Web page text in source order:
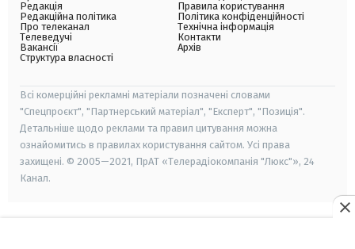
Редакція
Редакційна політика
Про телеканал
Телеведучі
Вакансії
Структура власності
Правила користування
Політика конфіденційності
Технічна інформація
Контакти
Архів
Всі комерційні рекламні матеріали позначені словами
"Спецпроєкт", "Партнерський матеріал", "Експерт", "Позиція".
Детальніше щодо реклами та правил цитування можна
ознайомитись в правилах користування сайтом. Усі права
захищені. © 2005—2021, ПрАТ «Телерадіокомпанія "Люкс"», 24
Канал.